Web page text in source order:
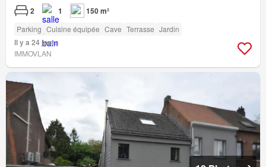
2 1 150 m²
Parking Cuisine équipée Cave Terrasse Jardin
Il y a 24 jours
IMMOVLAN